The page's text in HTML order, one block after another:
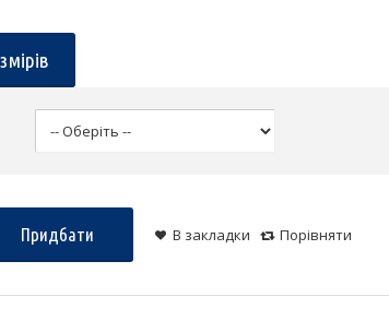
Придбати В закладки Порівняти